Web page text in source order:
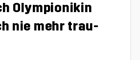
Olym­pio­ni­kin
nie mehr trau­